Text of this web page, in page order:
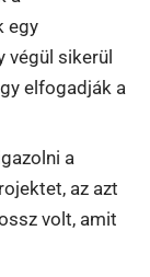
egy
végül sikerül
elfogadják a
a
az azt
volt, amit